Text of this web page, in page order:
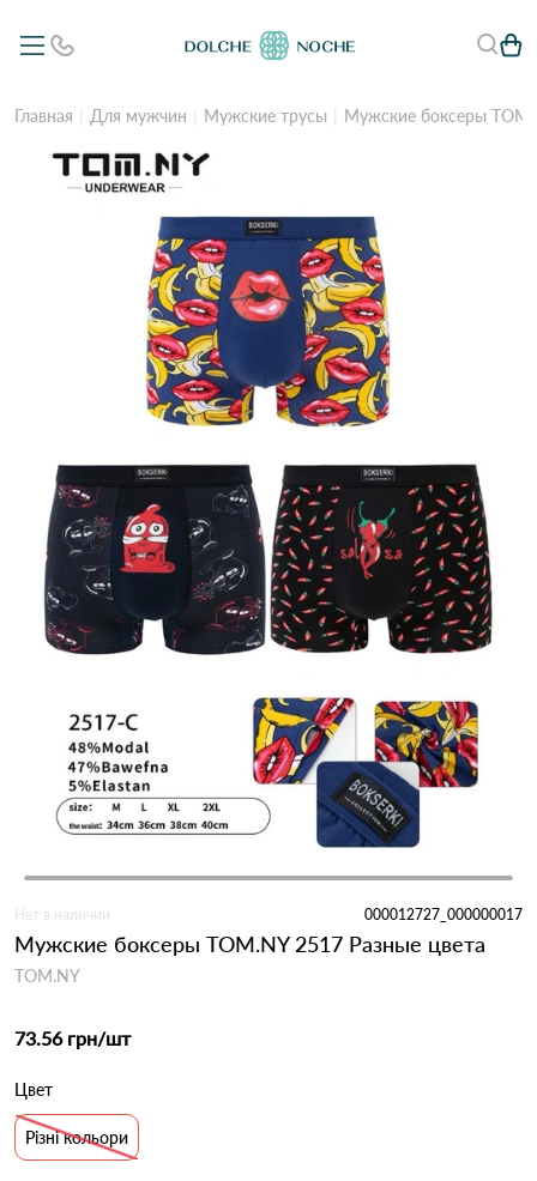
Главная Для мужчин Мужские трусы Мужские боксеры
Нет в наличии 000012727_000000017
Мужские боксеры TOM.NY 2517 Разные цвета
TOM.NY
73.56 грн/шт
Цвет
Різні кольори